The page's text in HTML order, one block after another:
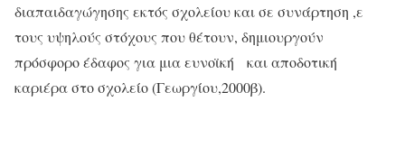
διαπαιδαγώγησης εκτός σχολείου και σε συνάρτηση ,ε
τους υψηλούς στόχους που θέτουν, δημιουργούν
πρόσφορο έδαφος για μια ευνοϊκή και αποδοτική
καριέρα στο σχολείο (Γεωργίου,2000β).